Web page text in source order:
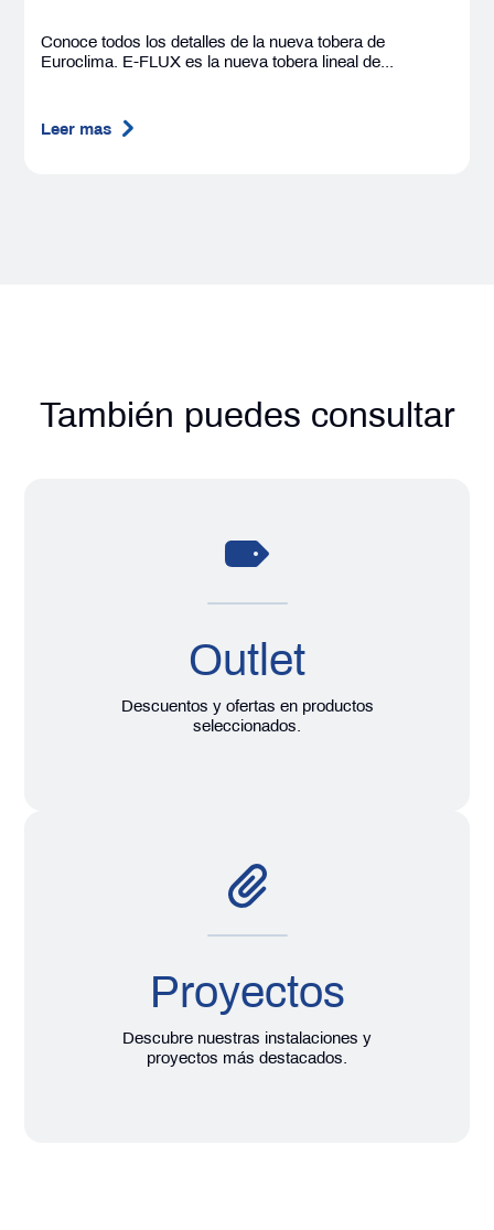
Conoce todos los detalles de la nueva tobera de
Euroclima. E-FLUX es la nueva tobera lineal de...
Leer mas
También puedes consultar
Outlet
Descuentos y ofertas en productos
seleccionados.
Proyectos
Descubre nuestras instalaciones y
proyectos más destacados.